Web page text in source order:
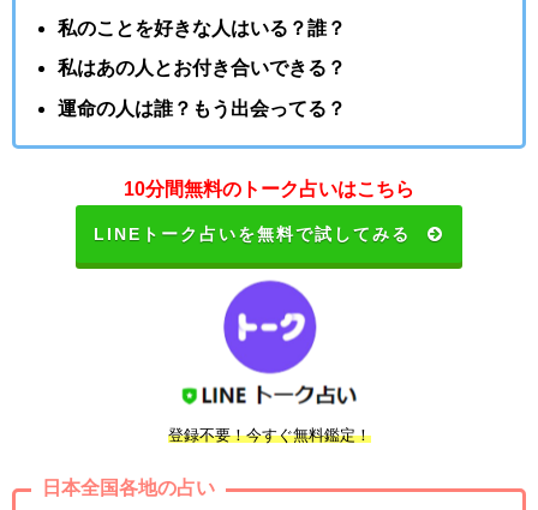
私のことを好きな人はいる？誰？
私はあの人とお付き合いできる？
運命の人は誰？もう出会ってる？
10分間無料のトーク占いはこちら
LINEトーク占いを無料で試してみる
登録不要！今すぐ無料鑑定！
日本全国各地の占い